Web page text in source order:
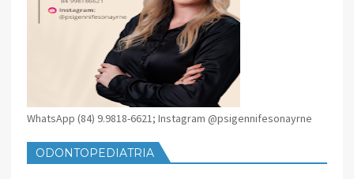
WhatsApp (84) 9.9818-6621; Instagram @psigennifesonayrne
ODONTOPEDIATRIA